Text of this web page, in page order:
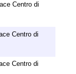
Centro di
Centro di
Centro di